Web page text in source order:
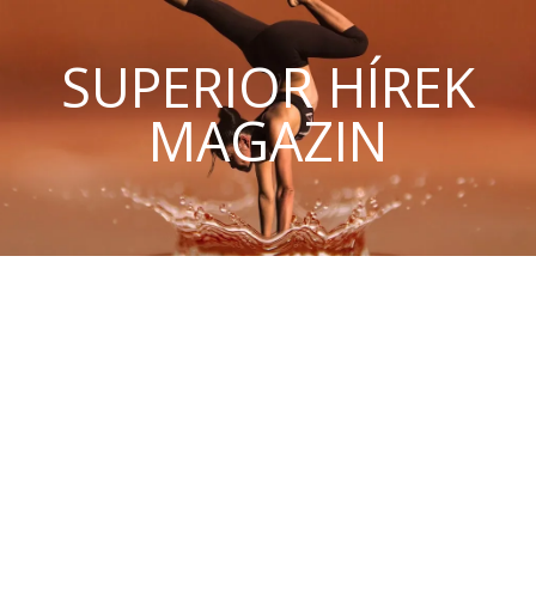
SUPERIOR HÍREK
MAGAZIN